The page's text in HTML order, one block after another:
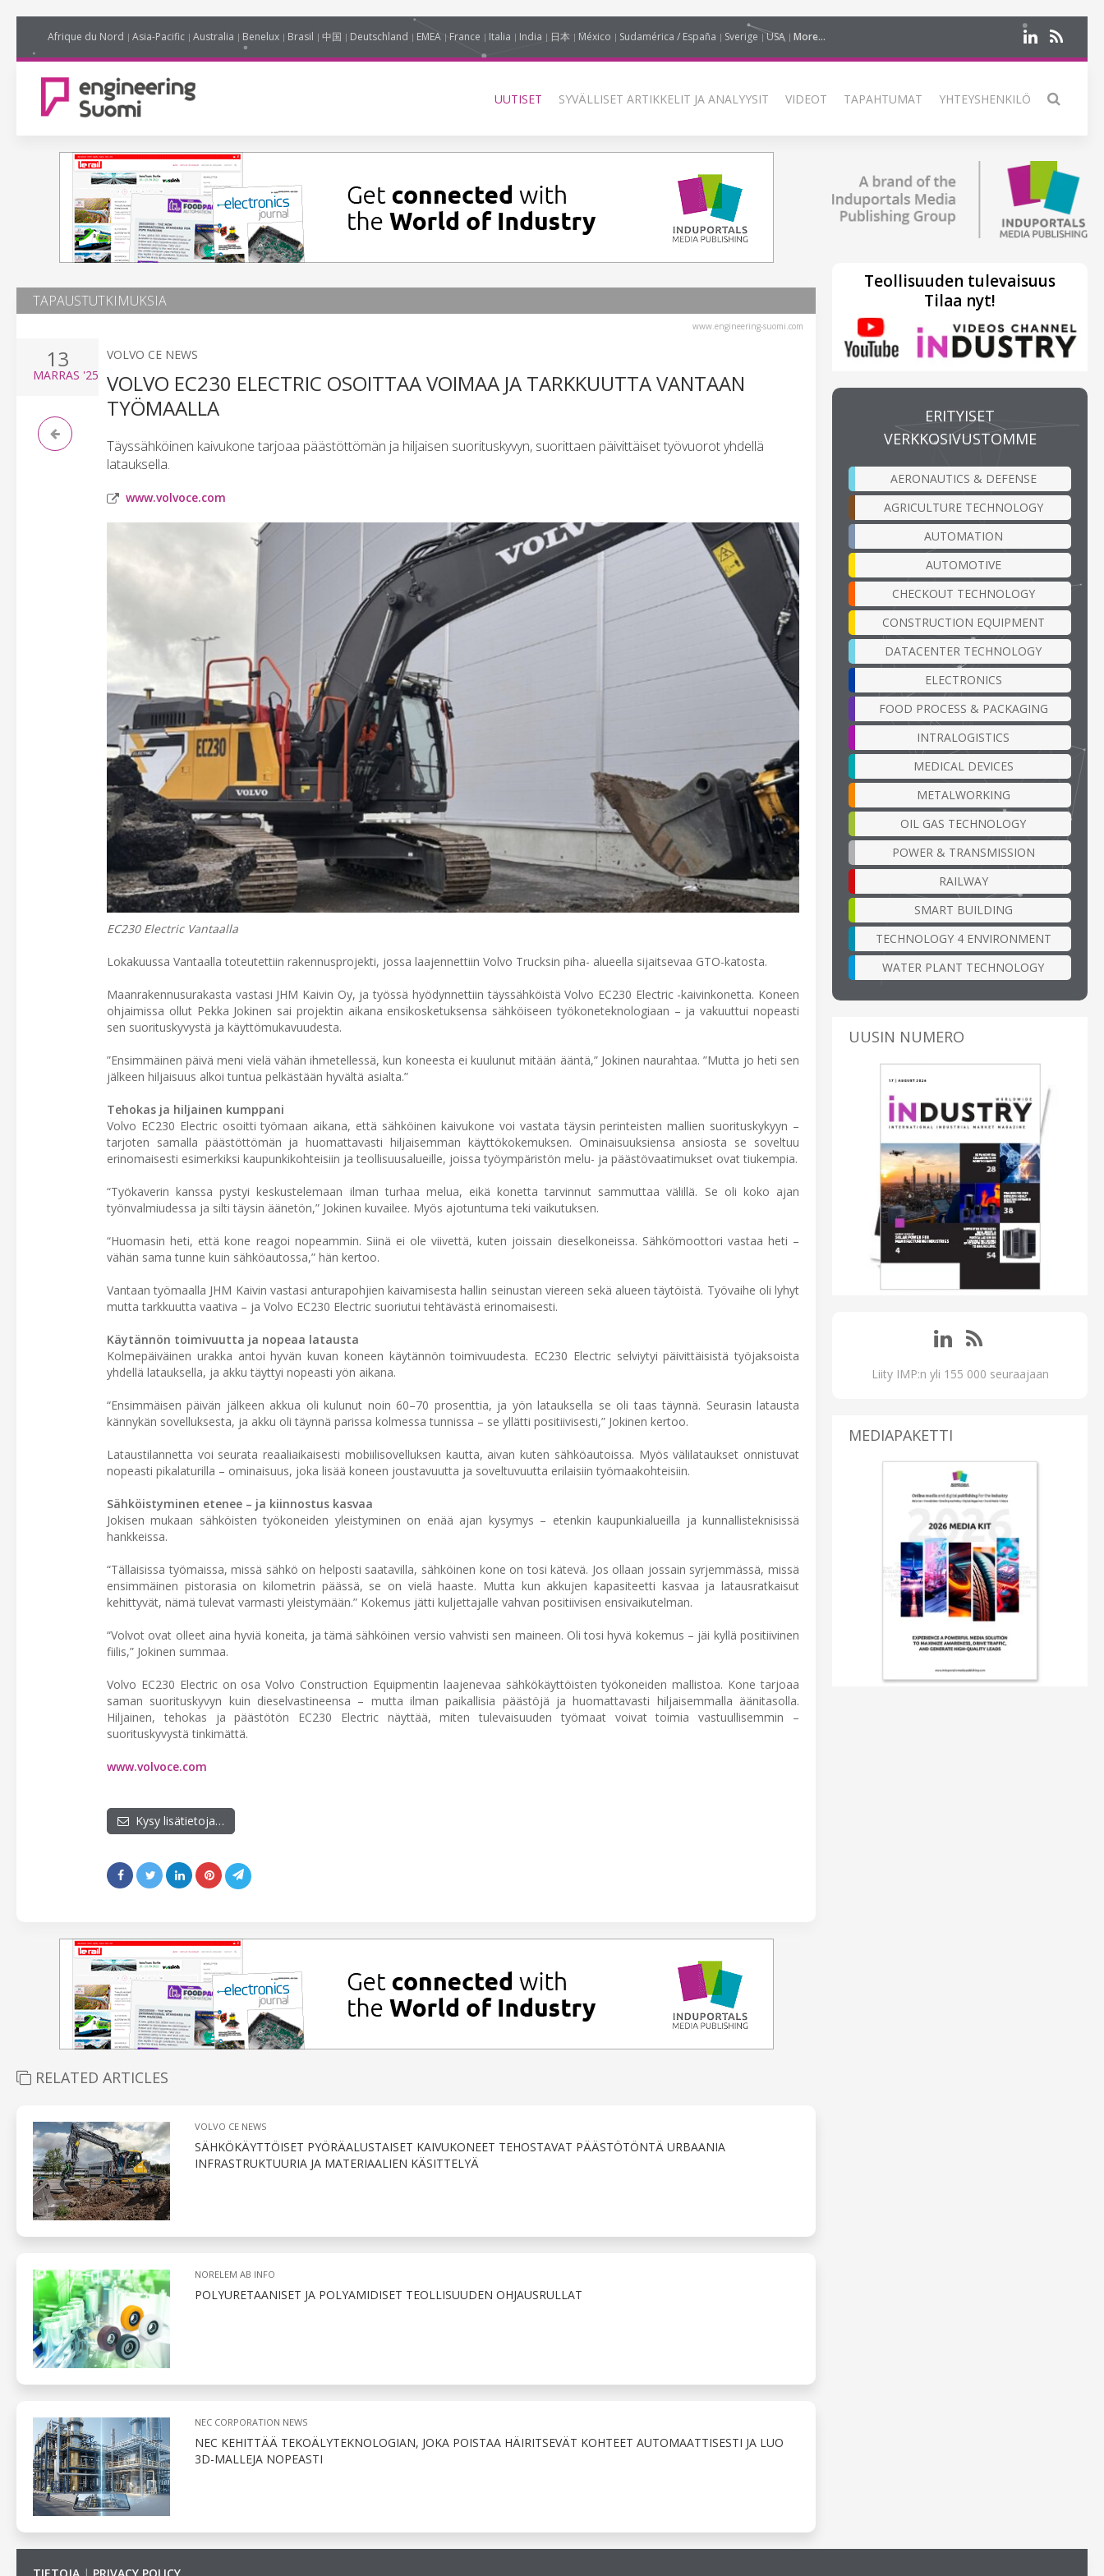
Afrique du Nord Asia-Pacific Australia Benelux Brasil 中国 Deutschland EMEA France Italia India 日本 México Sudamérica / España Sverige USA More...
UUTISET SYVÄLLISET ARTIKKELIT JA ANALYYSIT VIDEOT TAPAHTUMAT YHTEYSHENKILÖ
TAPAUSTUTKIMUKSIA
www.engineering-suomi.com
13
MARRAS '25
VOLVO CE NEWS
VOLVO EC230 ELECTRIC OSOITTAA VOIMAA JA TARKKUUTTA VANTAAN
TYÖMAALLA
Täyssähköinen kaivukone tarjoaa päästöttömän ja hiljaisen suorituskyvyn, suorittaen päivittäiset työvuorot yhdellä
latauksella.
www.volvoce.com
EC230 Electric Vantaalla
Lokakuussa Vantaalla toteutettiin rakennusprojekti, jossa laajennettiin Volvo Trucksin piha- alueella sijaitsevaa GTO-katosta.
Maanrakennusurakasta vastasi JHM Kaivin Oy, ja työssä hyödynnettiin täyssähköistä Volvo EC230 Electric -kaivinkonetta. Koneen
ohjaimissa ollut Pekka Jokinen sai projektin aikana ensikosketuksensa sähköiseen työkoneteknologiaan – ja vakuuttui nopeasti
sen suorituskyvystä ja käyttömukavuudesta.
”Ensimmäinen päivä meni vielä vähän ihmetellessä, kun koneesta ei kuulunut mitään ääntä,” Jokinen naurahtaa. ”Mutta jo heti sen
jälkeen hiljaisuus alkoi tuntua pelkästään hyvältä asialta.”
Tehokas ja hiljainen kumppani
Volvo EC230 Electric osoitti työmaan aikana, että sähköinen kaivukone voi vastata täysin perinteisten mallien suorituskykyyn –
tarjoten samalla päästöttömän ja huomattavasti hiljaisemman käyttökokemuksen. Ominaisuuksiensa ansiosta se soveltuu
erinomaisesti esimerkiksi kaupunkikohteisiin ja teollisuusalueille, joissa työympäristön melu- ja päästövaatimukset ovat tiukempia.
“Työkaverin kanssa pystyi keskustelemaan ilman turhaa melua, eikä konetta tarvinnut sammuttaa välillä. Se oli koko ajan
työnvalmiudessa ja silti täysin äänetön,” Jokinen kuvailee. Myös ajotuntuma teki vaikutuksen.
“Huomasin heti, että kone reagoi nopeammin. Siinä ei ole viivettä, kuten joissain dieselkoneissa. Sähkömoottori vastaa heti –
vähän sama tunne kuin sähköautossa,” hän kertoo.
Vantaan työmaalla JHM Kaivin vastasi anturapohjien kaivamisesta hallin seinustan viereen sekä alueen täytöistä. Työvaihe oli lyhyt
mutta tarkkuutta vaativa – ja Volvo EC230 Electric suoriutui tehtävästä erinomaisesti.
Käytännön toimivuutta ja nopeaa latausta
Kolmepäiväinen urakka antoi hyvän kuvan koneen käytännön toimivuudesta. EC230 Electric selviytyi päivittäisistä työjaksoista
yhdellä latauksella, ja akku täyttyi nopeasti yön aikana.
“Ensimmäisen päivän jälkeen akkua oli kulunut noin 60–70 prosenttia, ja yön latauksella se oli taas täynnä. Seurasin latausta
kännykän sovelluksesta, ja akku oli täynnä parissa kolmessa tunnissa – se yllätti positiivisesti,” Jokinen kertoo.
Lataustilannetta voi seurata reaaliaikaisesti mobiilisovelluksen kautta, aivan kuten sähköautoissa. Myös välilataukset onnistuvat
nopeasti pikalaturilla – ominaisuus, joka lisää koneen joustavuutta ja soveltuvuutta erilaisiin työmaakohteisiin.
Sähköistyminen etenee – ja kiinnostus kasvaa
Jokisen mukaan sähköisten työkoneiden yleistyminen on enää ajan kysymys – etenkin kaupunkialueilla ja kunnallisteknisissä
hankkeissa.
“Tällaisissa työmaissa, missä sähkö on helposti saatavilla, sähköinen kone on tosi kätevä. Jos ollaan jossain syrjemmässä, missä
ensimmäinen pistorasia on kilometrin päässä, se on vielä haaste. Mutta kun akkujen kapasiteetti kasvaa ja latausratkaisut
kehittyvät, nämä tulevat varmasti yleistymään.” Kokemus jätti kuljettajalle vahvan positiivisen ensivaikutelman.
“Volvot ovat olleet aina hyviä koneita, ja tämä sähköinen versio vahvisti sen maineen. Oli tosi hyvä kokemus – jäi kyllä positiivinen
fiilis,” Jokinen summaa.
Volvo EC230 Electric on osa Volvo Construction Equipmentin laajenevaa sähkökäyttöisten työkoneiden mallistoa. Kone tarjoaa
saman suorituskyvyn kuin dieselvastineensa – mutta ilman paikallisia päästöjä ja huomattavasti hiljaisemmalla äänitasolla.
Hiljainen, tehokas ja päästötön EC230 Electric näyttää, miten tulevaisuuden työmaat voivat toimia vastuullisemmin –
suorituskyvystä tinkimättä.
www.volvoce.com
Kysy lisätietoja…
RELATED ARTICLES
VOLVO CE NEWS
SÄHKÖKÄYTTÖISET PYÖRÄALUSTAISET KAIVUKONEET TEHOSTAVAT PÄÄSTÖTÖNTÄ URBAANIA
INFRASTRUKTUURIA JA MATERIAALIEN KÄSITTELYÄ
NORELEM AB INFO
POLYURETAANISET JA POLYAMIDISET TEOLLISUUDEN OHJAUSRULLAT
NEC CORPORATION NEWS
NEC KEHITTÄÄ TEKOÄLYTEKNOLOGIAN, JOKA POISTAA HÄIRITSEVÄT KOHTEET AUTOMAATTISESTI JA LUO
3D-MALLEJA NOPEASTI
Teollisuuden tulevaisuus
Tilaa nyt!
ERITYISET
VERKKOSIVUSTOMME
AERONAUTICS & DEFENSE
AGRICULTURE TECHNOLOGY
AUTOMATION
AUTOMOTIVE
CHECKOUT TECHNOLOGY
CONSTRUCTION EQUIPMENT
DATACENTER TECHNOLOGY
ELECTRONICS
FOOD PROCESS & PACKAGING
INTRALOGISTICS
MEDICAL DEVICES
METALWORKING
OIL GAS TECHNOLOGY
POWER & TRANSMISSION
RAILWAY
SMART BUILDING
TECHNOLOGY 4 ENVIRONMENT
WATER PLANT TECHNOLOGY
UUSIN NUMERO
Liity IMP:n yli 155 000 seuraajaan
MEDIAPAKETTI